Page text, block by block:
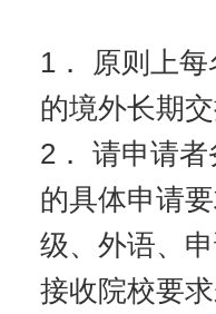
1 ． 原则上
的境外长期
2 ．
请申请
的具体申请
级、外语、
接收院校要